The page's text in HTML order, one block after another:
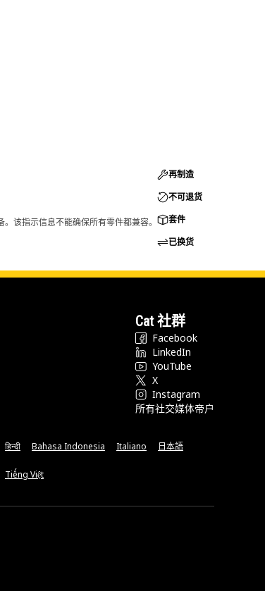
该指示信息不能确保所有零件都兼容。
再制造
不可退货
套件
已换货
Cat 社群
Facebook
LinkedIn
YouTube
X
Instagram
所有社交媒体帝户
हिन्दी Bahasa Indonesia Italiano 日本語
Tiếng Việt